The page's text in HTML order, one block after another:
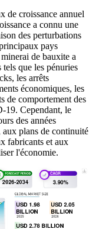
de croissance annuel
a connu une
des perturbations
pays
de bauxite a
que les pénuries
les arrêts
économiques, les
de comportement des
19. Cependant, le
des années
aux plans de continuité
fabricants et aux
l'économie.